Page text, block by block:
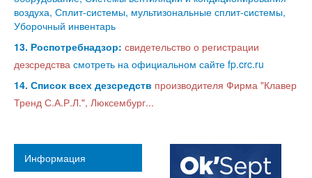
воздуха, Сплит-системы, мультизональные сплит-системы,
Уборочный инвентарь
13. Роспотребнадзор: свидетельство о регистрации
дезсредства смотреть на официальном сайте fp.crc.ru
14. Список всех дезсредств производителя Фирма "Клавер
Тренд С.А.Р.Л.", Люксембург...
Информация